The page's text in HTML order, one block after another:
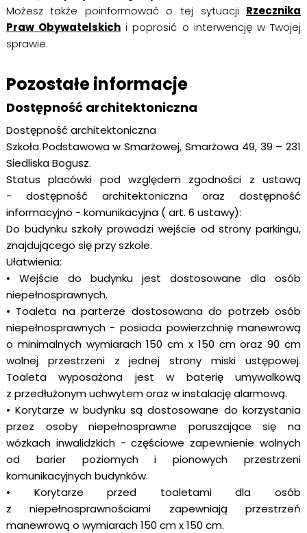
Możesz także poinformować o tej sytuacji Rzecznika
Praw Obywatelskich i poprosić o interwencję w Twojej
sprawie.
Pozostałe informacje
Dostępność architektoniczna
Dostępność architektoniczna
Szkoła Podstawowa w Smarżowej, Smarżowa 49, 39 – 231
Siedliska Bogusz.
Status placówki pod względem zgodności z ustawą
- dostępność architektoniczna oraz dostępność
informacyjno - komunikacyjna ( art. 6 ustawy):
Do budynku szkoły prowadzi wejście od strony parkingu,
znajdującego się przy szkole.
Ułatwienia:
• Wejście do budynku jest dostosowane dla osób
niepełnosprawnych.
• Toaleta na parterze dostosowana do potrzeb osób
niepełnosprawnych - posiada powierzchnię manewrową
o minimalnych wymiarach 150 cm x 150 cm oraz 90 cm
wolnej przestrzeni z jednej strony miski ustępowej.
Toaleta wyposażona jest w baterię umywalkową
z przedłużonym uchwytem oraz w instalację alarmową.
• Korytarze w budynku są dostosowane do korzystania
przez osoby niepełnosprawne poruszające się na
wózkach inwalidzkich - częściowe zapewnienie wolnych
od barier poziomych i pionowych przestrzeni
komunikacyjnych budynków.
• Korytarze przed toaletami dla osób
z niepełnosprawnościami zapewniają przestrzeń
manewrową o wymiarach 150 cm x 150 cm.